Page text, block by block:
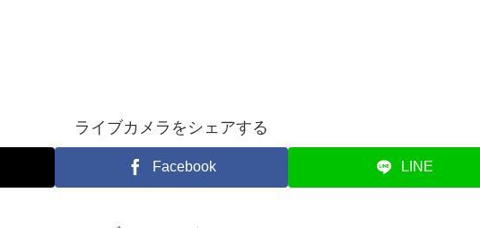
ライブカメラをシェアする
Facebook LINE